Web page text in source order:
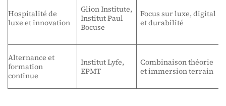
Hospitalité de
luxe et innovation
Glion Institute,
Institut Paul
Bocuse
Focus sur luxe, digital
et durabilité
Alternance et
formation
continue
Institut Lyfe,
EPMT
Combinaison théorie
et immersion terrain